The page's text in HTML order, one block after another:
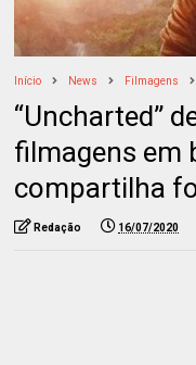
Início News Filmagens
“Uncharted”
filmagens em
compartilha
Redação 16/07/2020